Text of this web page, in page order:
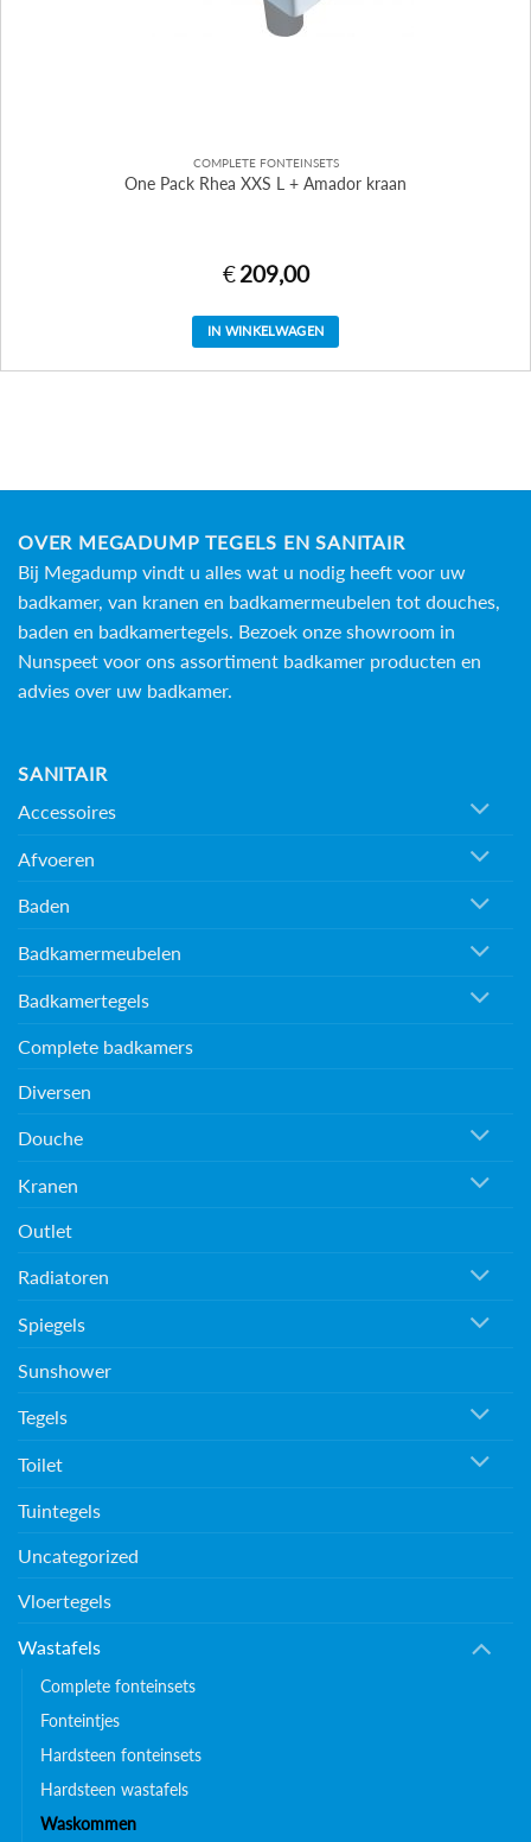
COMPLETE FONTEINSETS
One Pack Rhea XXS L + Amador kraan
€ 209,00
IN WINKELWAGEN
OVER MEGADUMP TEGELS EN SANITAIR
Bij Megadump vindt u alles wat u nodig heeft voor uw
badkamer, van kranen en badkamermeubelen tot douches,
baden en badkamertegels. Bezoek onze showroom in
Nunspeet voor ons assortiment badkamer producten en
advies over uw badkamer.
SANITAIR
Accessoires
Afvoeren
Baden
Badkamermeubelen
Badkamertegels
Complete badkamers
Diversen
Douche
Kranen
Outlet
Radiatoren
Spiegels
Sunshower
Tegels
Toilet
Tuintegels
Uncategorized
Vloertegels
Wastafels
Complete fonteinsets
Fonteintjes
Hardsteen fonteinsets
Hardsteen wastafels
Waskommen